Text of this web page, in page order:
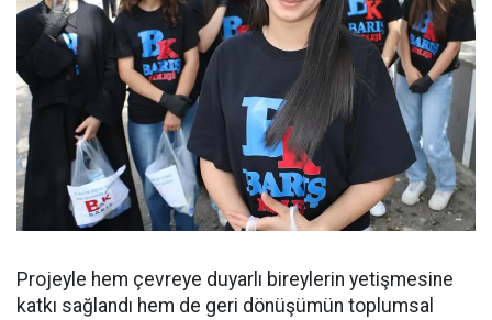
Projeyle hem çevreye duyarlı bireylerin yetişmesine
katkı sağlandı hem de geri dönüşümün toplumsal